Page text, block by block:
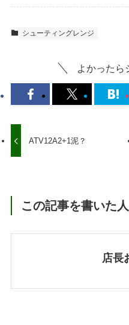
シューティングレンジ
よかったら
ATV12A2+1泥？
この記事を書いた人
店長